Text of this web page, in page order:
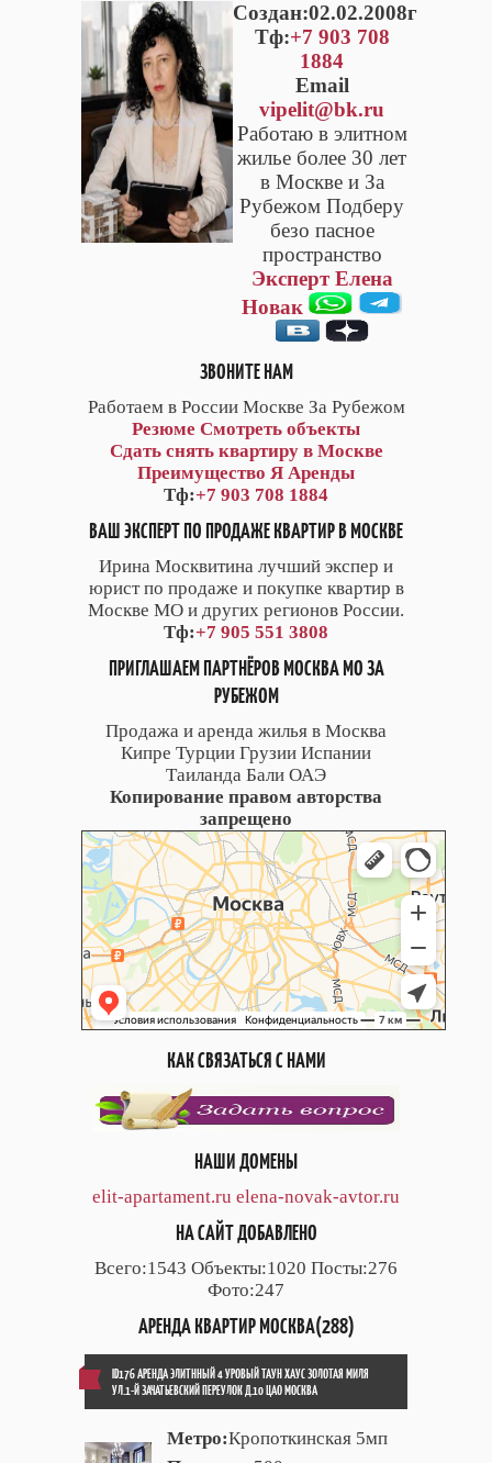
Cоздан:02.02.2008г
Тф:+7 903 708
1884
Email
vipelit@bk.ru
Работаю в элитном
жилье более 30 лет
в Москве и За
Рубежом Подберу
безо пасное
пространство
Эксперт Елена
Новак
ЗВОНИТЕ НАМ
Работаем в России Москве За Рубежом
Резюме Смотреть объекты
Сдать снять квартиру в Москве
Преимущество Я Аренды
Тф:+7 903 708 1884
ВАШ ЭКСПЕРТ ПО ПРОДАЖЕ КВАРТИР В МОСКВЕ
Ирина Москвитина лучший экспер и
юрист по продаже и покупке квартир в
Москве МО и других регионов России.
Тф:+7 905 551 3808
ПРИГЛАШАЕМ ПАРТНЁРОВ МОСКВА МО ЗА
РУБЕЖОМ
Продажа и аренда жилья в Москва
Кипре Турции Грузии Испании
Таиланда Бали ОАЭ
Копирование правом авторства
запрещено
КАК СВЯЗАТЬСЯ С НАМИ
НАШИ ДОМЕНЫ
elit-apartament.ru elena-novak-avtor.ru
НА САЙТ ДОБАВЛЕНО
Всего:1543 Объекты:1020 Посты:276
Фото:247
АРЕНДА КВАРТИР МОСКВА(288)
ID176 АРЕНДА ЭЛИТННЫЙ 4 УРОВЫЙ ТАУН ХАУС ЗОЛОТАЯ МИЛЯ
УЛ.1-Й ЗАЧАТЬЕВСКИЙ ПЕРЕУЛОК Д.10 ЦАО МОСКВА
Метро:Кропоткинская 5мп